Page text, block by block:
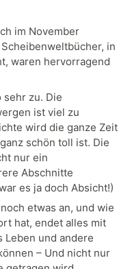
im November
in
waren hervorragend
zu. Die
ist viel zu
wird die ganze Zeit
schön toll ist. Die
nur ein
Abschnitte
es ja doch Absicht!)
etwas an, und wie
hat, endet alles mit
Leben und andere
– Und nicht nur